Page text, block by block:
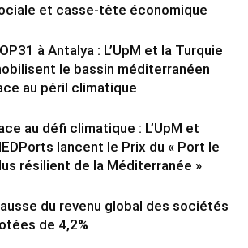
et casse-tête économique
à Antalya : L’UpM et la Turquie
le bassin méditerranéen
au péril climatique
au défi climatique : L’UpM et
lancent le Prix du « Port le
résilient de la Méditerranée »
du revenu global des sociétés
de 4,2%